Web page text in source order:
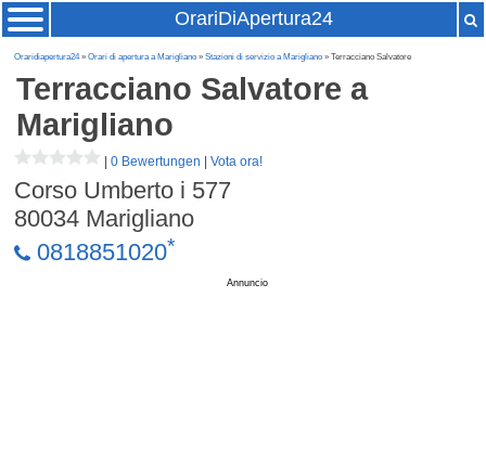
OrariDiApertura24
Oraridiapertura24»Orari di apertura a Marigliano »Stazioni di servizio a Marigliano » Terracciano Salvatore
Terracciano Salvatore a
Marigliano
|0 Bewertungen |Vota ora!
Corso Umberto i 577
80034 Marigliano
0818851020*
Annuncio